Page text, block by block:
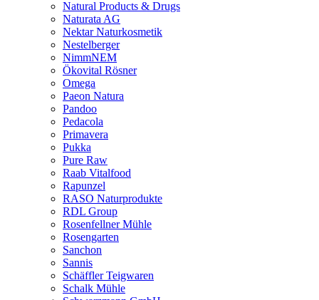
Natural Products & Drugs
Naturata AG
Nektar Naturkosmetik
Nestelberger
NimmNEM
Ökovital Rösner
Omega
Paeon Natura
Pandoo
Pedacola
Primavera
Pukka
Pure Raw
Raab Vitalfood
Rapunzel
RASO Naturprodukte
RDL Group
Rosenfellner Mühle
Rosengarten
Sanchon
Sannis
Schäffler Teigwaren
Schalk Mühle